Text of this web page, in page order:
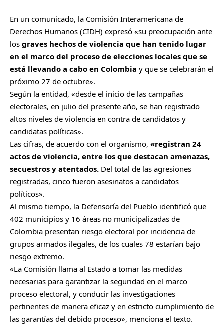
En un comunicado, la Comisión Interamericana de
Derechos Humanos (CIDH) expresó «su preocupación ante
los graves hechos de violencia que han tenido lugar
en el marco del proceso de elecciones locales que se
está llevando a cabo en Colombia y que se celebrarán el
próximo 27 de octubre».
Según la entidad, «desde el inicio de las campañas
electorales, en julio del presente año, se han registrado
altos niveles de violencia en contra de candidatos y
candidatas políticas».
Las cifras, de acuerdo con el organismo, «registran 24
actos de violencia, entre los que destacan amenazas,
secuestros y atentados. Del total de las agresiones
registradas, cinco fueron asesinatos a candidatos
políticos».
Al mismo tiempo, la Defensoría del Pueblo identificó que
402 municipios y 16 áreas no municipalizadas de
Colombia presentan riesgo electoral por incidencia de
grupos armados ilegales, de los cuales 78 estarían bajo
riesgo extremo.
«La Comisión llama al Estado a tomar las medidas
necesarias para garantizar la seguridad en el marco
proceso electoral, y conducir las investigaciones
pertinentes de manera eficaz y en estricto cumplimiento de
las garantías del debido proceso», menciona el texto.